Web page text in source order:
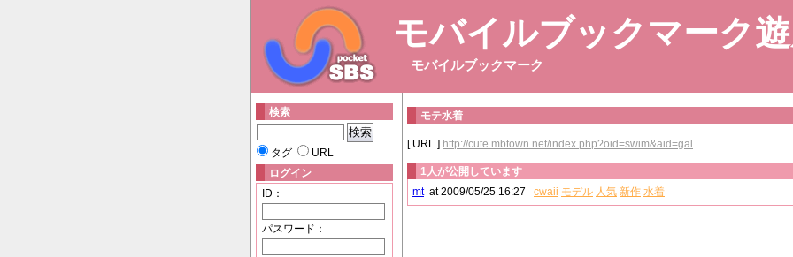
モバイルブックマーク
モバイルブックマーク
検索
タグ
URL
ログイン
ID：
パスワード：
モテ水着
[ URL ] http://cute.mbtown.net/index.php?oid=swim&aid=gal
1人が公開しています
mtat 2009/05/25 16:27 cwaii モデル 人気 新作 水着